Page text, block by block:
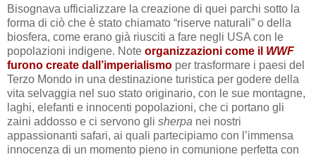
Bisognava ufficializzare la creazione di quei parchi sotto la
forma di ciò che è stato chiamato “riserve naturali” o della
biosfera, come erano già riusciti a fare negli USA con le
popolazioni indigene. Note organizzazioni come il WWF
furono create dall’imperialismo per trasformare i paesi del
Terzo Mondo in una destinazione turistica per godere della
vita selvaggia nel suo stato originario, con le sue montagne,
laghi, elefanti e innocenti popolazioni, che ci portano gli
zaini addosso e ci servono gli sherpa nei nostri
appassionanti safari, ai quali partecipiamo con l’immensa
innocenza di un momento pieno in comunione perfetta con